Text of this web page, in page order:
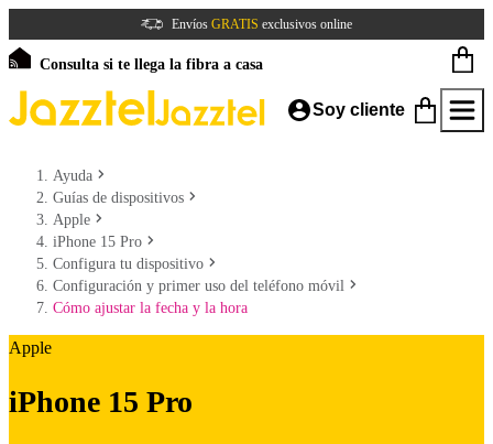
Envíos GRATIS exclusivos online
Consulta si te llega la fibra a casa
Soy cliente
Ayuda
Guías de dispositivos
Apple
iPhone 15 Pro
Configura tu dispositivo
Configuración y primer uso del teléfono móvil
Cómo ajustar la fecha y la hora
Apple
iPhone 15 Pro